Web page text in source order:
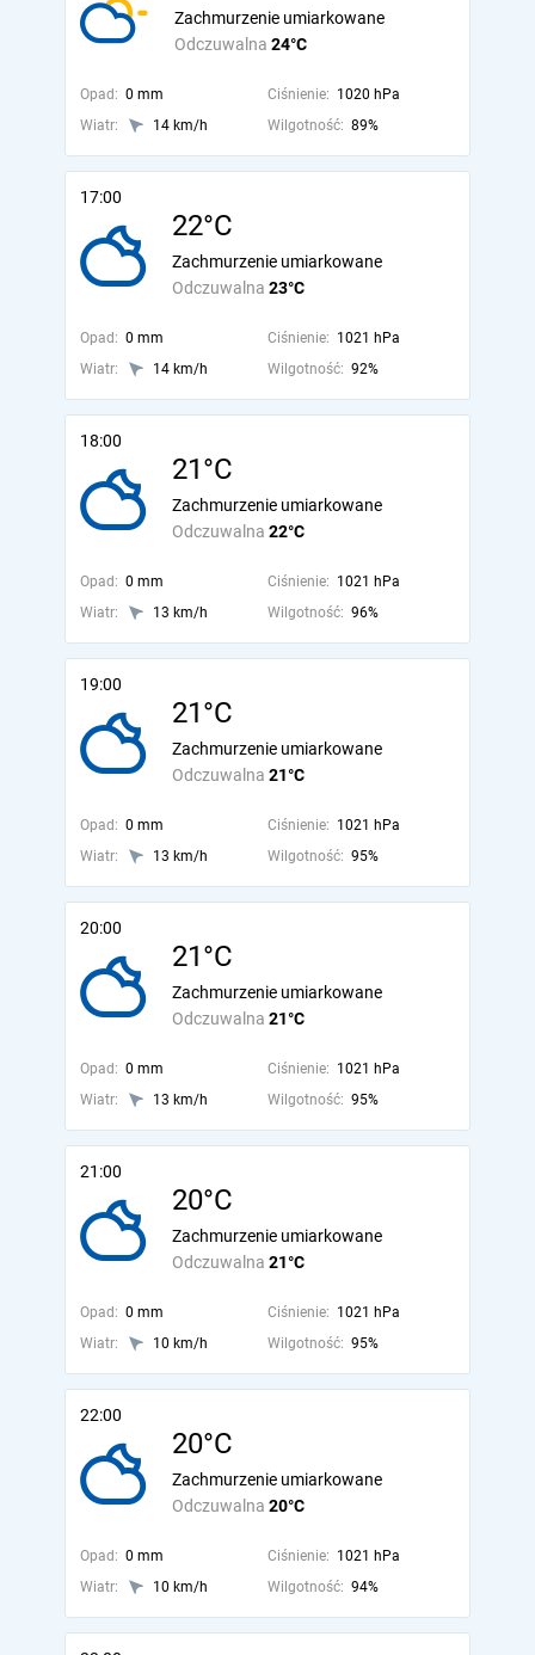
Odczuwalna 24°C
Zachmurzenie umiarkowane
Opad: 0 mm Ciśnienie: 1020 hPa
Wiatr:
14 km/h Wilgotność: 89%
17:00
22°C
Odczuwalna 23°C
Zachmurzenie umiarkowane
Opad: 0 mm Ciśnienie: 1021 hPa
Wiatr:
14 km/h Wilgotność: 92%
18:00
21°C
Odczuwalna 22°C
Zachmurzenie umiarkowane
Opad: 0 mm Ciśnienie: 1021 hPa
Wiatr:
13 km/h Wilgotność: 96%
19:00
21°C
Odczuwalna 21°C
Zachmurzenie umiarkowane
Opad: 0 mm Ciśnienie: 1021 hPa
Wiatr:
13 km/h Wilgotność: 95%
20:00
21°C
Odczuwalna 21°C
Zachmurzenie umiarkowane
Opad: 0 mm Ciśnienie: 1021 hPa
Wiatr:
13 km/h Wilgotność: 95%
21:00
20°C
Odczuwalna 21°C
Zachmurzenie umiarkowane
Opad: 0 mm Ciśnienie: 1021 hPa
Wiatr:
10 km/h Wilgotność: 95%
22:00
20°C
Odczuwalna 20°C
Zachmurzenie umiarkowane
Opad: 0 mm Ciśnienie: 1021 hPa
Wiatr:
10 km/h Wilgotność: 94%